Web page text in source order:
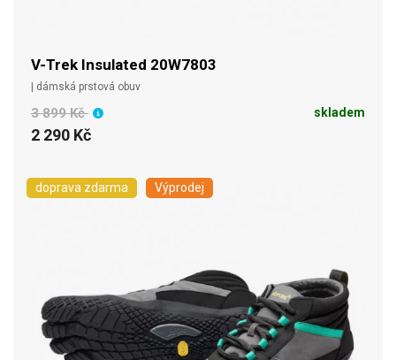
V-Trek Insulated 20W7803
| dámská prstová obuv
3 899 Kč
2 290 Kč
skladem
doprava zdarma Výprodej